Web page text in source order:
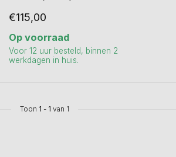
€115,00
Op voorraad
Voor 12 uur besteld, binnen 2
werkdagen in huis.
Toon 1 - 1 van 1